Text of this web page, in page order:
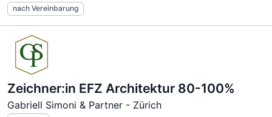
nach Vereinbarung
Zeichner:in EFZ Architektur 80-100%
Gabriell Simoni & Partner - Zürich